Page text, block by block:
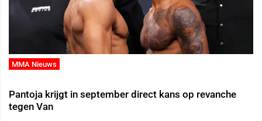
MMA Nieuws
Pantoja krijgt in september direct kans op revanche
tegen Van